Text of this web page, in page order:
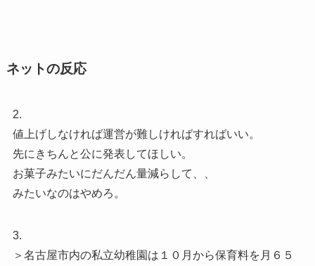
ネットの反応
2.
値上げしなければ運営が難しければすればいい。
先にきちんと公に発表してほしい。
お菓子みたいにだんだん量減らして、、
みたいなのはやめろ。
3.
＞名古屋市内の私立幼稚園は１０月から保育料を月６５